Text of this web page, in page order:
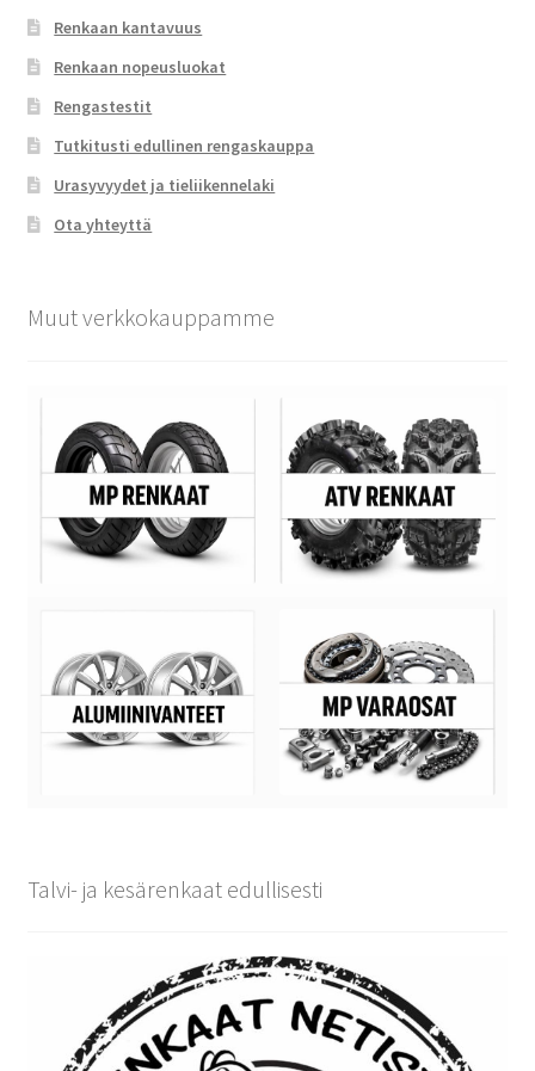
Renkaan kantavuus
Renkaan nopeusluokat
Rengastestit
Tutkitusti edullinen rengaskauppa
Urasyvyydet ja tieliikennelaki
Ota yhteyttä
Muut verkkokauppamme
Talvi- ja kesärenkaat edullisesti